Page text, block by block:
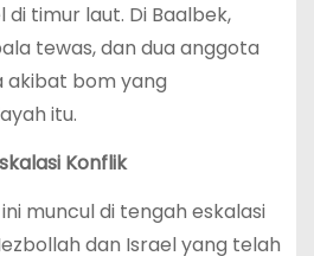
timur laut. Di Baalbek,
tewas, dan dua anggota
akibat bom yang
itu.
Konflik
muncul di tengah eskalasi
dan Israel yang telah